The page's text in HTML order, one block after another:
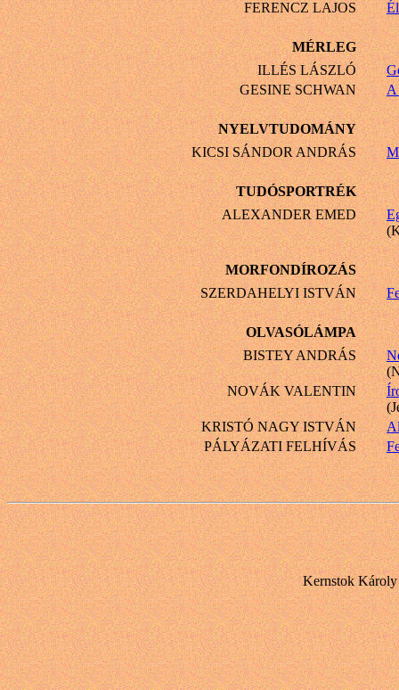
FERENCZ LAJOS
MÉRLEG
ILLÉS LÁSZLÓ
GESINE SCHWAN
A
NYELVTUDOMÁNY
KICSI SÁNDOR ANDRÁS
TUDÓSPORTRÉK
ALEXANDER EMED
MORFONDÍROZÁS
SZERDAHELYI ISTVÁN
OLVASÓLÁMPA
BISTEY ANDRÁS
NOVÁK VALENTIN
KRISTÓ NAGY ISTVÁN
PÁLYÁZATI FELHÍVÁS
Kernstok Károly